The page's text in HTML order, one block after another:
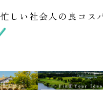
しい社会人の良コス